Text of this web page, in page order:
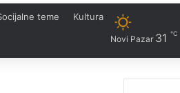
teme Kultura
Novi Pazar 31 ℃